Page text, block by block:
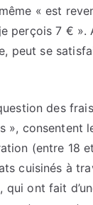
« est
perçois 7 €
peut se
des
», consentent
(entre 18
cuisinés à
qui ont fait